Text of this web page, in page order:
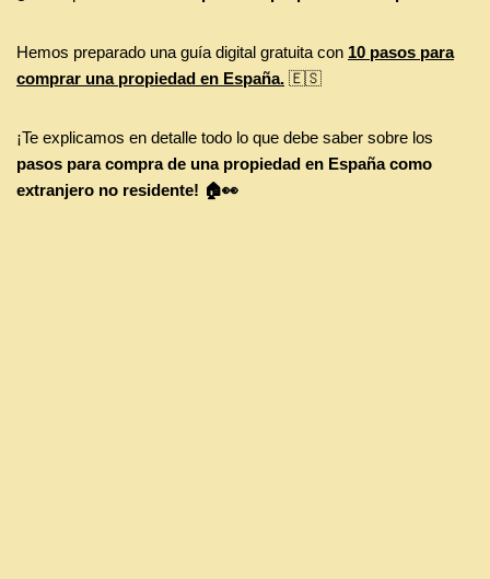
Hemos preparado una guía digital gratuita con 10 pasos para
comprar una propiedad en España. 🇪🇸
¡Te explicamos en detalle todo lo que debe saber sobre los
pasos para compra de una propiedad en España como
extranjero no residente! 🏠👀